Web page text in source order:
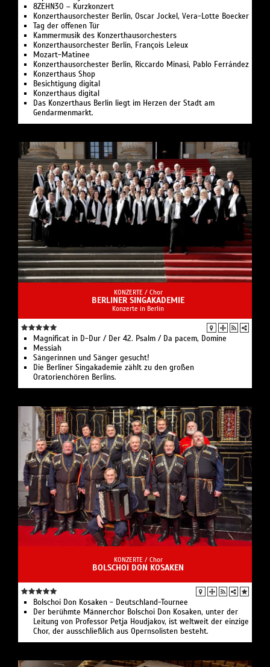
8ZEHN30 – Kurzkonzert
Konzerthausorchester Berlin, Oscar Jockel, Vera-Lotte Boecker
Tag der offenen Tür
Kammermusik des Konzerthausorchesters
Konzerthausorchester Berlin, François Leleux
Mozart-Matinee
Konzerthausorchester Berlin, Riccardo Minasi, Pablo Ferrández
Konzerthaus Shop
Besichtigung digital
Konzerthaus digital
Das Konzerthaus Berlin liegt im Herzen der Stadt am
Gendarmenmarkt.
KONZERTE / Chor
BERLINER SINGAKADEMIE
Konzerte in Berlin
Magnificat in D-Dur / Der 42. Psalm / Da pacem, Domine
Messiah
Sängerinnen und Sänger gesucht!
Die Berliner Singakademie zählt zu den großen
Oratorienchören Berlins.
KONZERTE / Chor
BOLSCHOI DON KOSAKEN
Bolschoi Don Kosaken - Deutschland-Tournee
Der berühmte Männerchor Bolschoi Don Kosaken, unter der
Leitung von Professor Petja Houdjakov, ist weltweit der einzige
Chor, der ausschließlich aus Opernsolisten besteht.